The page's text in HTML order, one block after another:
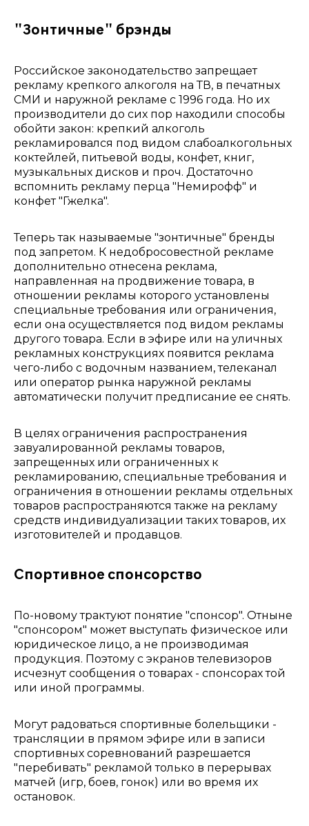
"Зонтичные" брэнды
Российское законодательство запрещает
рекламу крепкого алкоголя на ТВ, в печатных
СМИ и наружной рекламе с 1996 года. Но их
производители до сих пор находили способы
обойти закон: крепкий алкоголь
рекламировался под видом слабоалкогольных
коктейлей, питьевой воды, конфет, книг,
музыкальных дисков и проч. Достаточно
вспомнить рекламу перца "Немирофф" и
конфет "Гжелка".
Теперь так называемые "зонтичные" бренды
под запретом. К недобросовестной рекламе
дополнительно отнесена реклама,
направленная на продвижение товара, в
отношении рекламы которого установлены
специальные требования или ограничения,
если она осуществляется под видом рекламы
другого товара. Если в эфире или на уличных
рекламных конструкциях появится реклама
чего-либо с водочным названием, телеканал
или оператор рынка наружной рекламы
автоматически получит предписание ее снять.
В целях ограничения распространения
завуалированной рекламы товаров,
запрещенных или ограниченных к
рекламированию, специальные требования и
ограничения в отношении рекламы отдельных
товаров распространяются также на рекламу
средств индивидуализации таких товаров, их
изготовителей и продавцов.
Спортивное спонсорство
По-новому трактуют понятие "спонсор". Отныне
"спонсором" может выступать физическое или
юридическое лицо, а не производимая
продукция. Поэтому с экранов телевизоров
исчезнут сообщения о товарах - спонсорах той
или иной программы.
Могут радоваться спортивные болельщики -
трансляции в прямом эфире или в записи
спортивных соревнований разрешается
"перебивать" рекламой только в перерывах
матчей (игр, боев, гонок) или во время их
остановок.